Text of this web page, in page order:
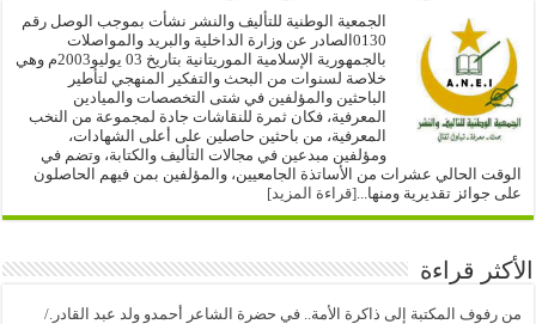
الجمعية الوطنية للتأليف والنشر نشأت بموجب الوصل رقم
0130الصادر عن وزارة الداخلية والبريد والمواصلات
بالجمهورية الإسلامية الموريتانية بتاريخ 03 يوليو2003م وهي
خلاصة لسنوات من البحث والتفكير المنهجي لتأطير
الباحثين والمؤلفين في شتى التخصصات والميادين
المعرفية، فكان ثمرة للنقاشات جادة لمجموعة من النخب
المعرفية، من باحثين حاصلين على أعلى الشهادات،
ومؤلفين مبدعين في مجالات التأليف والكتابة، وتضم في
الوقت الحالي عشرات من الأساتذة الجامعيين، والمؤلفين بمن فيهم الحاصلون
على جوائز تقديرية ومنها...[قراءة المزيد]
الأكثر قراءة
من رفوف المكتبة إلى ذاكرة الأمة.. في حضرة الشاعر أحمدو ولد عبد القادر./